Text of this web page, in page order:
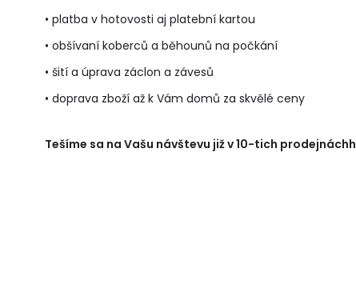
• platba v hotovosti aj platební kartou
• obšívaní koberců a běhounů na počkání
• šití a úprava záclon a závesů
• doprava zboží až k Vám domů za skvělé ceny
Tešíme sa na Vašu návštevu již v 10-tich prodejnáchh